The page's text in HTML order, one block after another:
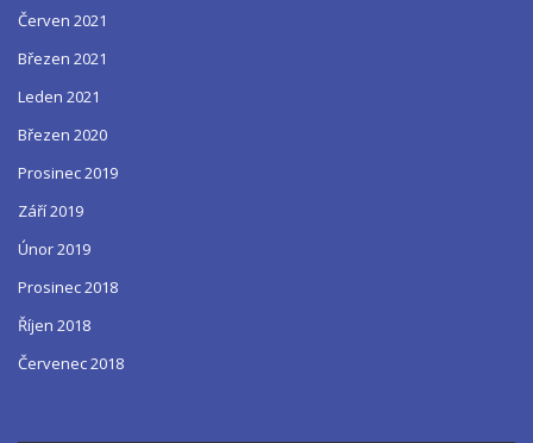
Červen 2021
Březen 2021
Leden 2021
Březen 2020
Prosinec 2019
Září 2019
Únor 2019
Prosinec 2018
Říjen 2018
Červenec 2018